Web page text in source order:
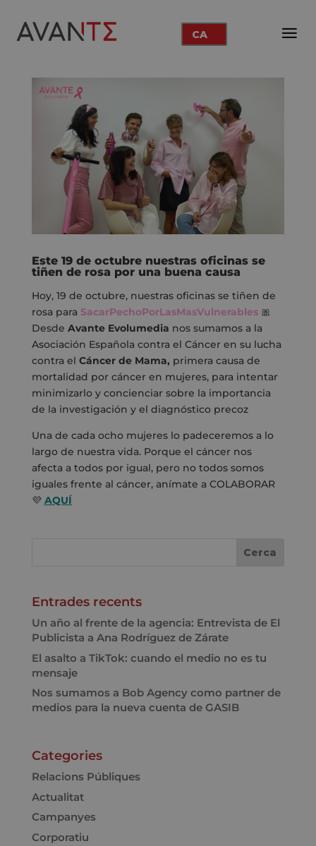
CA
Este 19 de octubre nuestras oficinas se
tiñen de rosa por una buena causa
Hoy, 19 de octubre, nuestras oficinas se tiñen de
rosa para SacarPechoPorLasMasVulnerables🎀
Desde Avante Evolumedia nos sumamos a la
Asociación Española contra el Cáncer en su lucha
contra el Cáncer de Mama, primera causa de
mortalidad por cáncer en mujeres, para intentar
minimizarlo y concienciar sobre la importancia
de la investigación y el diagnóstico precoz
Una de cada ocho mujeres lo padeceremos a lo
largo de nuestra vida. Porque el cáncer nos
afecta a todos por igual, pero no todos somos
iguales frente al cáncer, anímate a COLABORAR
💜 AQUÍ
Entrades recents
Un año al frente de la agencia: Entrevista de El
Publicista a Ana Rodríguez de Zárate
El asalto a TikTok: cuando el medio no es tu
mensaje
Nos sumamos a Bob Agency como partner de
medios para la nueva cuenta de GASIB
Categories
Relacions Públiques
Actualitat
Campanyes
Corporatiu